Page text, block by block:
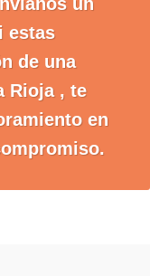
estas
de una
Rioja , te
en